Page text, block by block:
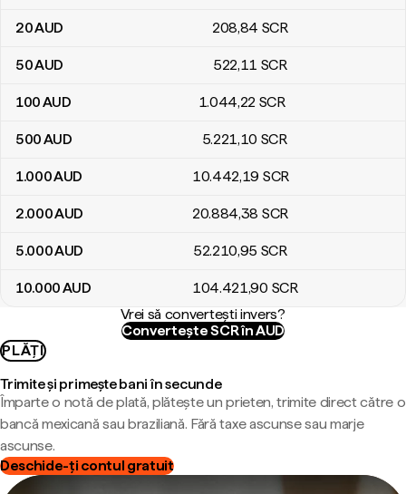
20AUD 208,84 SCR
50AUD 522,11 SCR
100AUD 1.044,22 SCR
500AUD 5.221,10 SCR
1.000AUD 10.442,19 SCR
2.000AUD 20.884,38 SCR
5.000AUD 52.210,95 SCR
10.000AUD 104.421,90 SCR
Vrei să convertești invers?
Convertește SCR în AUD
PLĂȚI
Trimite și primește bani în secunde
Împarte o notă de plată, plătește un prieten, trimite direct către o
bancă mexicană sau braziliană. Fără taxe ascunse sau marje
ascunse.
Deschide-ți contul gratuit